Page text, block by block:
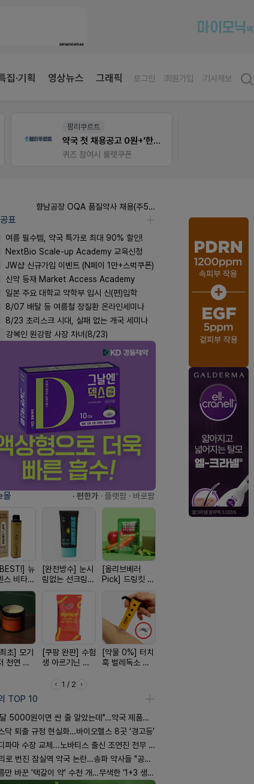
집·기획 영상뉴스 그래픽 로그인 회원가입 기사제보
V-Detail
우리 가족 다양한 상처엔 비아핀!
비아핀 POSM 신청 GO!
향남공장 OQA 품질약사 채용(주5일/파트타임 가능)
표
여름 필수템, 약국 특가로 최대 90% 할인!
NextBio Scale-up Academy 교육신청
JW샵 신규가입 이벤트 (N페이 1만+스벅쿠폰)
신약 등재 Market Access Academy
일본 주요 대학교 약학부 입시 신(편)입학
8/07 배탈 등 여름철 장질환 온라인세미나
8/23 초리스크 시대, 실패 없는 개국 세미나
강복인 원강팜 사장 차녀(8/23)
몰 · 편한가 · 플랫팜 · 바로팜
뉴
스 비타민
[완전방수] 눈시
림없는 선크림
[올리브베러
Pick] 드링킷 건
초] 모기
천연 계
[쿠팡 완판] 수험
생 아르기닌 에
[약물 0%] 터치
훅 벌레독소 흡
1 / 2
TOP 10
5000원이면 싼 줄 알았는데"…약국 제품과 비교해보니
닥 퇴출 규정 현실화…바이오헬스 8곳 '경고등'
파마 수장 교체...노바티스 출신 조연진 전무 내정
로 번진 잠실역 약국 논란…송파 약사들 "공공성 훼손"
만 바꾼 '택갈이 약' 수천 개…무색한 '1+3 생동'